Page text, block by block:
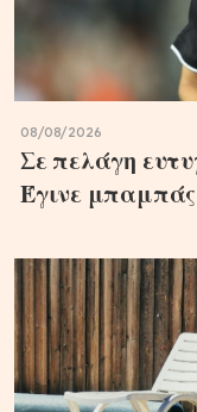
08/08/2026
Σε πελάγη
Έγινε